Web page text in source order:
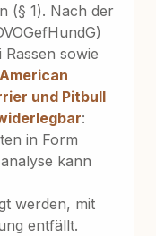
(§ 1). Nach der
sowie
American
und Pitbull
:
in Form
kann
werden, mit
entfällt.